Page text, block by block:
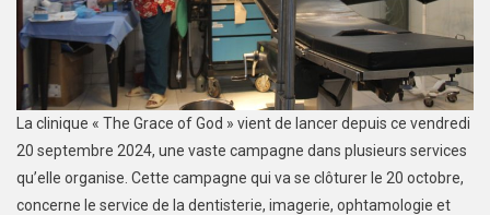
La clinique « The Grace of God » vient de lancer depuis ce vendredi
20 septembre 2024, une vaste campagne dans plusieurs services
qu’elle organise. Cette campagne qui va se clôturer le 20 octobre,
concerne le service de la dentisterie, imagerie, ophtamologie et